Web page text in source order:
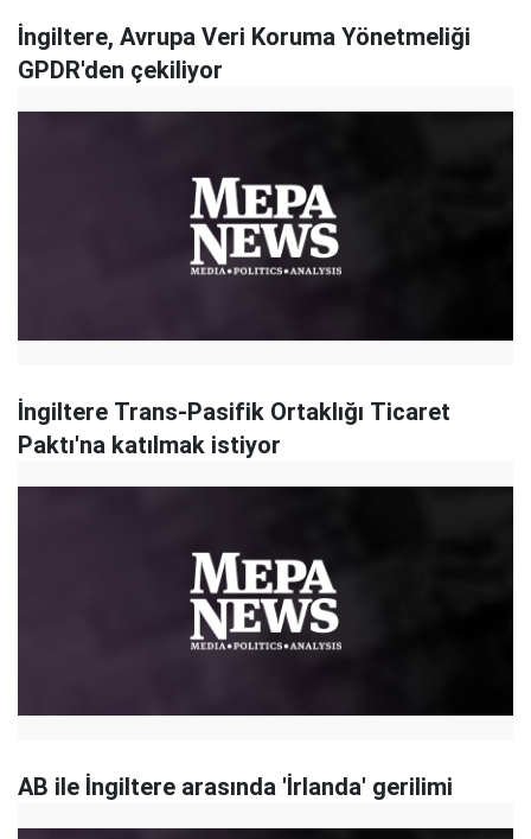
İngiltere, Avrupa Veri Koruma Yönetmeliği
GPDR'den çekiliyor
İngiltere Trans-Pasifik Ortaklığı Ticaret
Paktı'na katılmak istiyor
AB ile İngiltere arasında 'İrlanda' gerilimi